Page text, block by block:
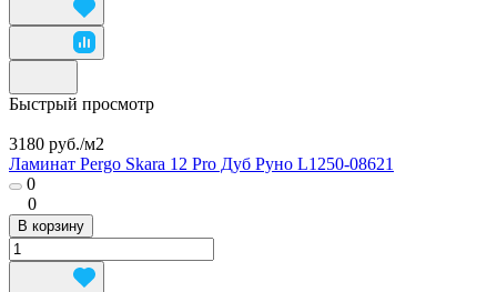
Быстрый просмотр
3180 руб./м2
Ламинат Pergo Skara 12 Pro Дуб Руно L1250-08621
0
0
В корзину